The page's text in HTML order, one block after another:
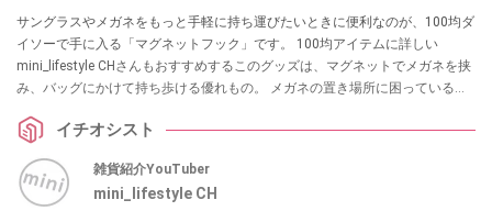
サングラスやメガネをもっと手軽に持ち運びたいときに便利なのが、100均ダ
イソーで手に入る「マグネットフック」です。 100均アイテムに詳しい
mini_lifestyle CHさんもおすすめするこのグッズは、マグネットでメガネを挟
み、バッグにかけて持ち歩ける優れもの。 メガネの置き場所に困っている方
い。
イチオシスト
雑貨紹介YouTuber
mini_lifestyle CH